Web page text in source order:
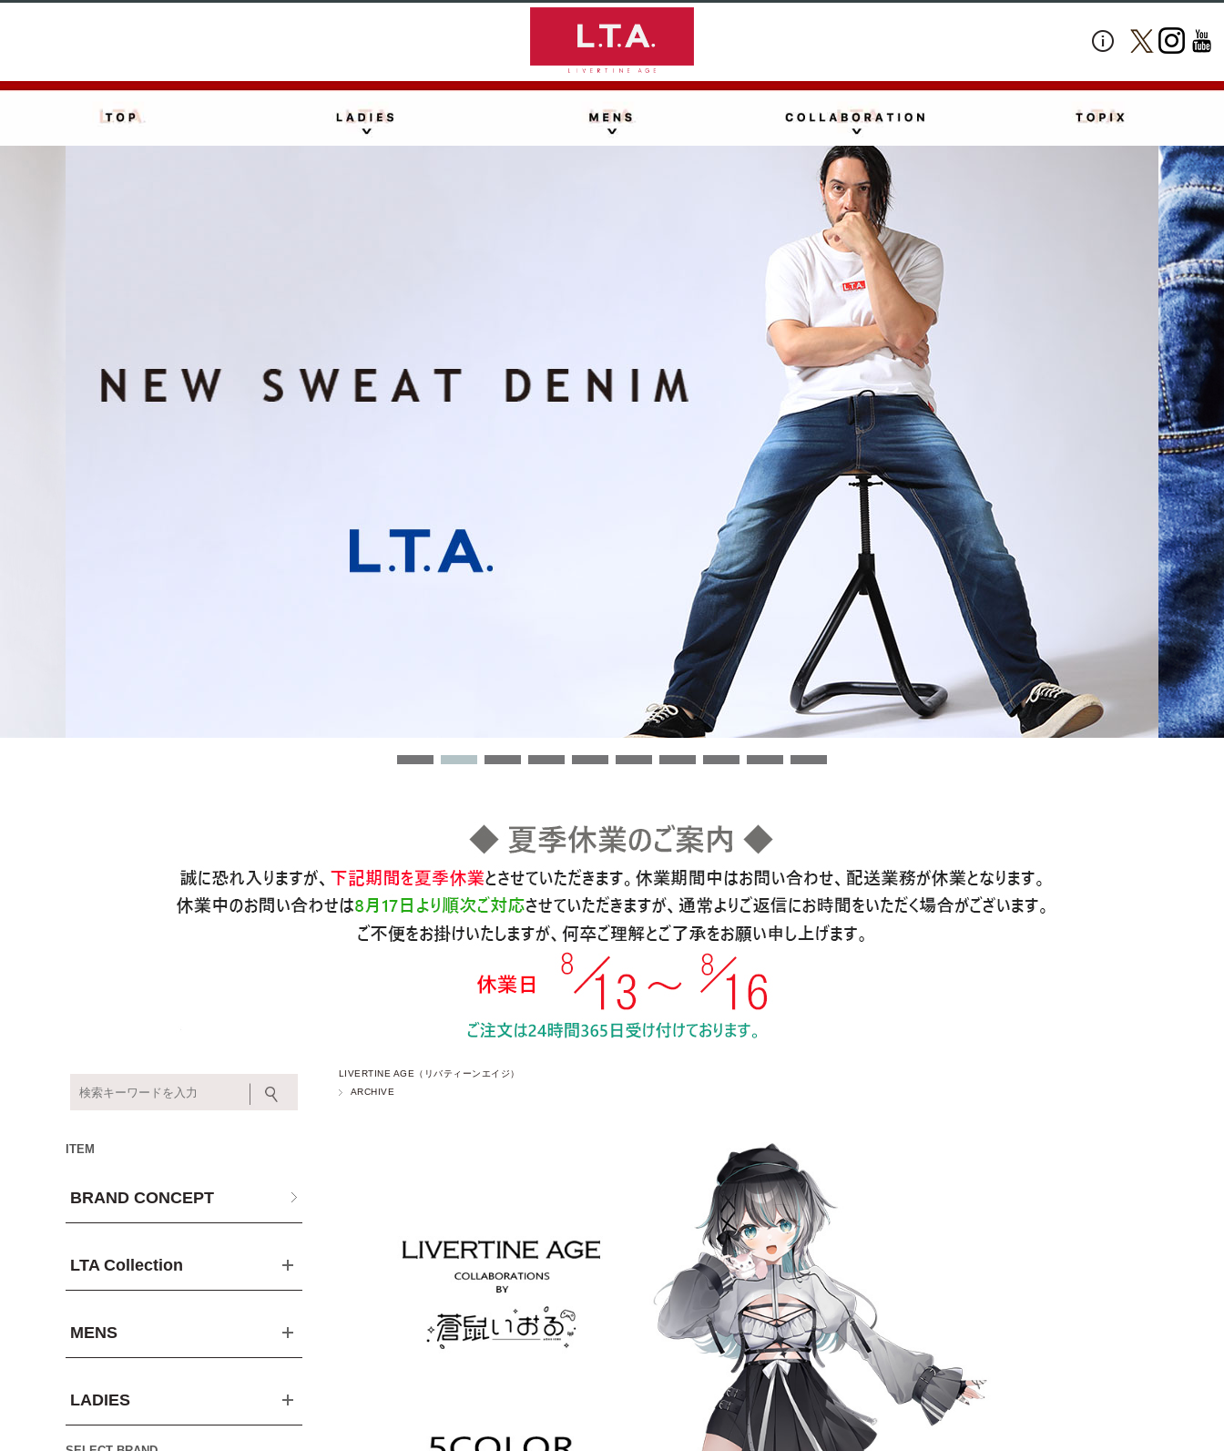
LIVERTINE AGE（リバティーンエイジ）
ARCHIVE
ITEM
BRAND CONCEPT
LTA Collection
MENS
LADIES